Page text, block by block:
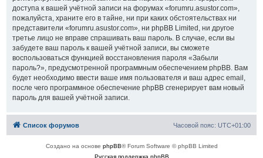
доступа к вашей учётной записи на форумах «forumru.asustor.com»,
пожалуйста, храните его в тайне, ни при каких обстоятельствах ни
представители «forumru.asustor.com», ни phpBB Limited, ни другое
третье лицо не вправе спрашивать ваш пароль. В случае, если вы
забудете ваш пароль к вашей учётной записи, вы сможете
воспользоваться функцией восстановления пароля «Забыли
пароль?», предусмотренной программным обеспечением phpBB. Вам
будет необходимо ввести ваше имя пользователя и ваш адрес email,
после чего программное обеспечение phpBB сгенерирует вам новый
пароль для вашей учётной записи.
Список форумов Часовой пояс: UTC+01:00
Создано на основе phpBB® Forum Software © phpBB Limited
Русская поддержка phpBB